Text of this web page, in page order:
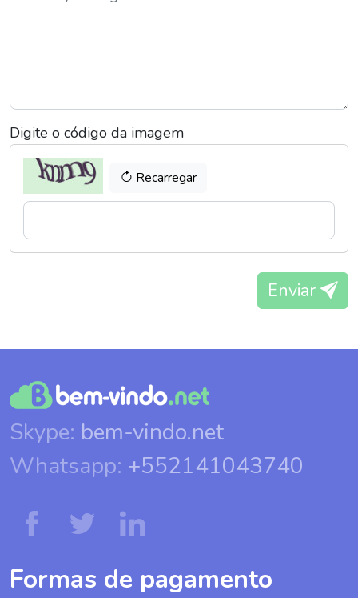
Digite o código da imagem
Recarregar
Enviar
Skype: bem-vindo.net
Whatsapp: +552141043740
Formas de pagamento